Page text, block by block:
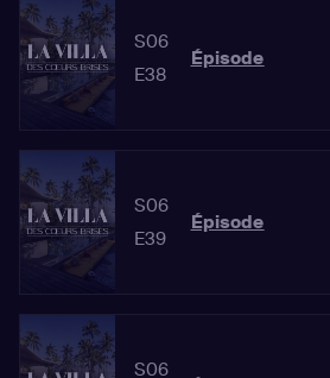
S06
E38
Épisode
S06
E39
Épisode
S06